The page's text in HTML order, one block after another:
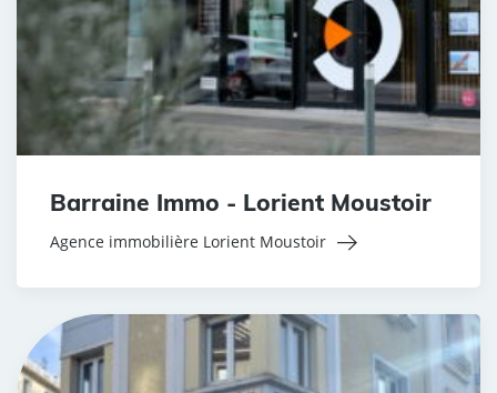
Barraine Immo - Lorient Moustoir
Agence immobilière Lorient Moustoir